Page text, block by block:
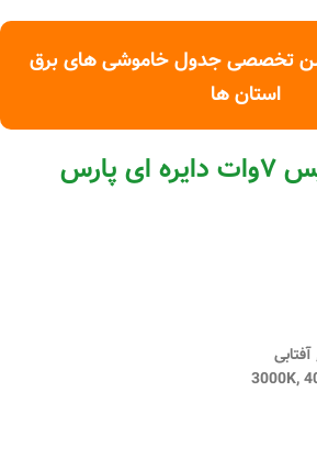
تخصصی جدول خاموشی های برق
استان ها
خرید پنل سولاریس ۷وات دایره ای پارس